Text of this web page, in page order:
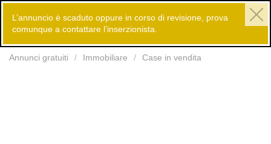
Annunci gratuiti Immobiliare Case in vendita
L’annuncio è scaduto oppure in corso di revisione, prova
comunque a contattare l’inserzionista.